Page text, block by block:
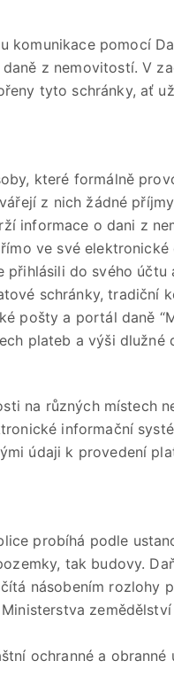
komunikace pomocí
z nemovitostí. V
tyto schránky, ať
které formálně
z nich žádné
informace o dani z
ve své
přihlásili do svého
schránky, tradiční
pošty a portál daně
plateb a výši dlužné
na různých místech
informační
údaji k provedení
probíhá podle
tak budovy.
násobením rozlohy
ochranné a obranné